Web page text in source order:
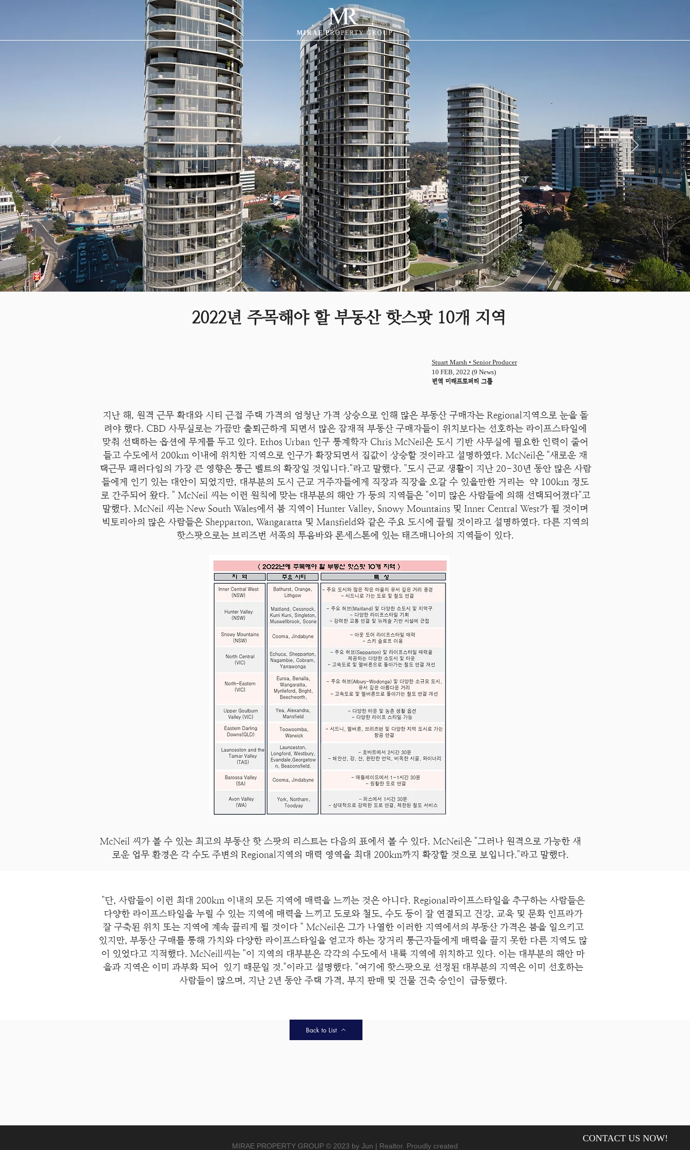
MIRAE PROPERTY GROUP
2022년 주목해야 할 부동산 핫스팟 10개 지역
Stuart Marsh • Senior Producer
10 FEB, 2022 (9 News)
번역 미래프로퍼티 그룹
지난 해, 원격 근무 확대와 시티 근접 주택 가격의 엄청난 가격 상승으로 인해 많은 부동산 구매자는 Regional지역으로 눈을 돌
려야 했다. CBD 사무실로는 가끔만 출퇴근하게 되면서 많은 잠재적 부동산 구매자들이 위치보다는 선호하는 라이프스타일에
맞춰 선택하는 옵션에 무게를 두고 있다. Ethos Urban 인구 통계학자 Chris McNeil은 도시 기반 사무실에 필요한 인력이 줄어
들고 수도에서 200km 이내에 위치한 지역으로 인구가 확장되면서 집값이 상승할 것이라고 설명하였다. McNeil은 "새로운 재
택근무 패러다임의 가장 큰 영향은 통근 벨트의 확장일 것입니다."라고 말했다. "도시 근교 생활이 지난 20-30년 동안 많은 사람
들에게 인기 있는 대안이 되었지만, 대부분의 도시 근교 거주자들에게 직장과 직장을 오갈 수 있을만한 거리는 약 100km 정도
로 간주되어 왔다. " McNeil 씨는 이런 원칙에 맞는 대부분의 해안 가 등의 지역들은 "이미 많은 사람들에 의해 선택되어졌다"고
말했다. McNeil 씨는 New South Wales에서 붐 지역이 Hunter Valley, Snowy Mountains 및 Inner Central West가 될 것이며
빅토리아의 많은 사람들은 Shepparton, Wangaratta 및 Mansfield와 같은 주요 도시에 끌릴 것이라고 설명하였다. 다른 지역의
핫스팟으로는 브리즈번 서쪽의 투움바와 론세스톤에 있는 태즈매니아의 지역들이 있다.
McNeil 씨가 볼 수 있는 최고의 부동산 핫 스팟의 리스트는 다음의 표에서 볼 수 있다. McNeil은 "그러나 원격으로 가능한 새
로운 업무 환경은 각 수도 주변의 Regional지역의 매력 영역을 최대 200km까지 확장할 것으로 보입니다."라고 말했다.
"단, 사람들이 이런 최대 200km 이내의 모든 지역에 매력을 느끼는 것은 아니다. Regional라이프스타일을 추구하는 사람들은
다양한 라이프스타일을 누릴 수 있는 지역에 매력을 느끼고 도로와 철도, 수도 등이 잘 연결되고 건강, 교육 및 문화 인프라가
잘 구축된 위치 또는 지역에 계속 끌리게 될 것이다 " McNeil은 그가 나열한 이러한 지역에서의 부동산 가격은 붐을 일으키고
있지만, 부동산 구매를 통해 가치와 다양한 라이프스타일을 얻고자 하는 장거리 통근자들에게 매력을 끌지 못한 다른 지역도 많
이 있었다고 지적했다. McNeill씨는 "이 지역의 대부분은 각각의 수도에서 내륙 지역에 위치하고 있다. 이는 대부분의 해안 마
을과 지역은 이미 과부화 되어 있기 때문일 것."이라고 설명했다. "여기에 핫스팟으로 선정된 대부분의 지역은 이미 선호하는
사람들이 많으며, 지난 2년 동안 주택 가격, 부지 판매 및 건물 건축 승인이 급등했다.
Back to List
CONTACT US NOW!
MIRAE PROPERTY GROUP © 2023 by Jun | Realtor. Proudly created